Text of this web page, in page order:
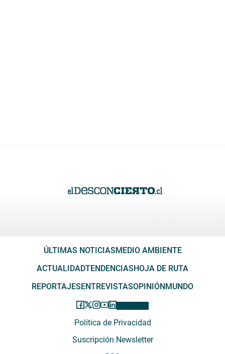
ÚLTIMAS NOTICIASMEDIO AMBIENTE
ACTUALIDADTENDENCIASHOJA DE RUTA
REPORTAJESENTREVISTASOPINIÓNMUNDO
Política de Privacidad
Suscripción Newsletter